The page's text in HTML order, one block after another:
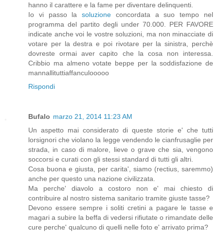
hanno il carattere e la fame per diventare delinquenti.
Io vi passo lasoluzione concordata a suo tempo nel
programma del partito degli under 70.000. PER FAVORE
indicate anche voi le vostre soluzioni, ma non minacciate di
votare per la destra e poi rivotare per la sinistra, perchè
dovreste ormai aver capito che la cosa non interessa.
Cribbio ma almeno votate beppe per la soddisfazione de
mannallituttiaffanculooooo
Rispondi
Bufalo marzo 21, 2014 11:23 AM
Un aspetto mai considerato di queste storie e' che tutti
lorsignori che violano la legge vendendo le cianfrusaglie per
strada, in caso di malore, lieve o grave che sia, vengono
soccorsi e curati con gli stessi standard di tutti gli altri.
Cosa buona e giusta, per carita', siamo (rectius, saremmo)
anche per questo una nazione civilizzata.
Ma perche' diavolo a costoro non e' mai chiesto di
contribuire al nostro sistema sanitario tramite giuste tasse?
Devono essere sempre i soliti cretini a pagare le tasse e
magari a subire la beffa di vedersi rifiutate o rimandate delle
cure perche' qualcuno di quelli nelle foto e' arrivato prima?